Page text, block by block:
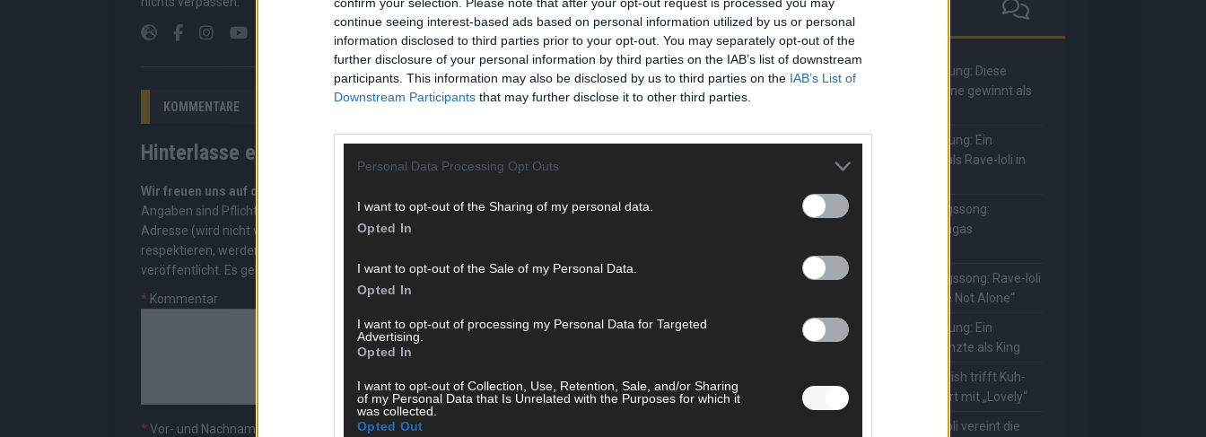
continue seeing interest-based ads based on personal information utilized by us or personal
information disclosed to third parties prior to your opt-out. You may separately opt-out of the
further disclosure of your personal information by third parties on the IAB’s list of downstream
participants. This information may also be disclosed by us to third parties on the IAB’s List of
Downstream Participants that may further disclose it to other third parties.
Personal Data Processing Opt Outs
I want to opt-out of the Sharing of my personal data.
Opted In
I want to opt-out of the Sale of my Personal Data.
Opted In
I want to opt-out of processing my Personal Data for Targeted
Advertising.
Opted In
I want to opt-out of Collection, Use, Retention, Sale, and/or Sharing
of my Personal Data that Is Unrelated with the Purposes for which it
was collected.
Opted Out
KOMMENTARE
Hinterlasse einen Kommentar
Wir freuen uns auf deinen Beitrag!
Angaben sind Pflichtfelder. Bitte nutze deinen Klarnamen (Vor- und Nachname) und eine gültige E-Mail-
Adresse (wird nicht veröffentlicht). Wir prüfen jeden Kommentar kurz. Beiträge, die unsere
respektieren, werden freigeschaltet; Hassrede, Beleidigungen, Hetze, Spam oder Werbung werden nicht
veröffentlicht. Es gelten unsere
Datenschutzvereinbarungen.
* Kommentar
* Vor- und Nachname
The Masked Singer: Enthüllung: Diese
Moderatorin und Comedienne gewinnt als
The Masked Singer: Enthüllung: Ein
deutscher Sänger hat sich als Rave-Ioli in
The Masked Singer: Lieblingssong:
Muuhnika kehrt mit Lady Gagas
The Masked Singer: Lieblingssong: Rave-Ioli
berührt erneut mit „You Are Not Alone“
The Masked Singer: Enthüllung: Ein
deutscher Schauspieler glänzte als King
The Masked Singer: Billie Eilish trifft Kuh-
Power! Muuhnika verzaubert mit „Lovely“
The Masked Singer: Rave-Ioli vereint die